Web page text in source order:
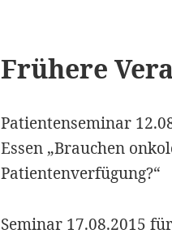
Frühere
Patientenseminar
Essen „Brauchen
Seminar 17.08.2015